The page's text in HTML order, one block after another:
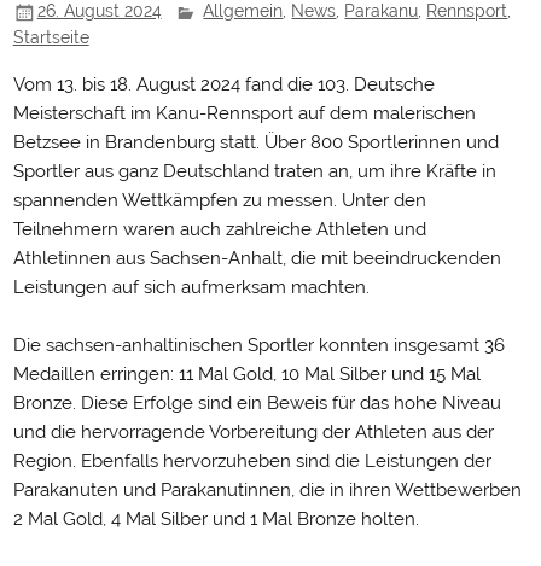
26. August 2024 Allgemein News Parakanu Rennsport
Startseite
Vom 13. bis 18. August 2024 fand die 103. Deutsche
Meisterschaft im Kanu-Rennsport auf dem malerischen
Betzsee in Brandenburg statt. Über 800 Sportlerinnen und
Sportler aus ganz Deutschland traten an, um ihre Kräfte in
spannenden Wettkämpfen zu messen. Unter den
Teilnehmern waren auch zahlreiche Athleten und
Athletinnen aus Sachsen-Anhalt, die mit beeindruckenden
Leistungen auf sich aufmerksam machten.
Die sachsen-anhaltinischen Sportler konnten insgesamt 36
Medaillen erringen: 11 Mal Gold, 10 Mal Silber und 15 Mal
Bronze. Diese Erfolge sind ein Beweis für das hohe Niveau
und die hervorragende Vorbereitung der Athleten aus der
Region. Ebenfalls hervorzuheben sind die Leistungen der
Parakanuten und Parakanutinnen, die in ihren Wettbewerben
2 Mal Gold, 4 Mal Silber und 1 Mal Bronze holten.